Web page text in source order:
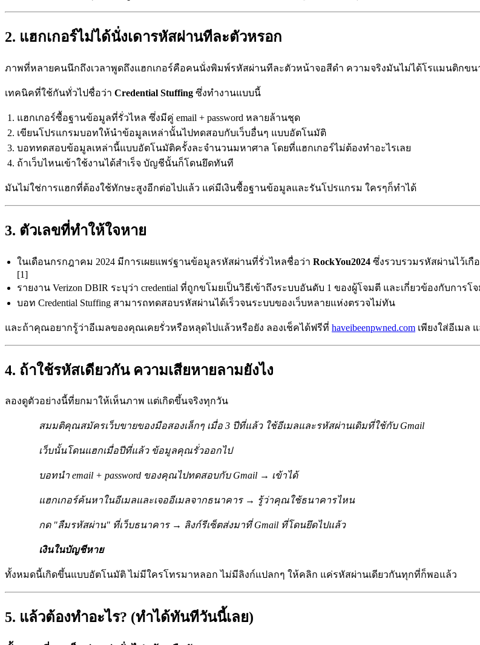
2. แฮกเกอร์ไม่ได้นั่งเดารหัสผ่านทีละตัวหรอก
ภาพที่หลายคนนึกถึงเวลาพูดถึงแฮกเกอร์คือคนนั่งพิมพ์รหัสผ่านทีละตัวหน้าจอสีดำ ความจริงมันไม่ได้โรแมนติกข
เทคนิคที่ใช้กันทั่วไปชื่อว่า Credential Stuffing ซึ่งทำงานแบบนี้
แฮกเกอร์ซื้อฐานข้อมูลที่รั่วไหล ซึ่งมีคู่ email + password หลายล้านชุด
เขียนโปรแกรมบอทให้นำข้อมูลเหล่านั้นไปทดสอบกับเว็บอื่นๆ แบบอัตโนมัติ
บอททดสอบข้อมูลเหล่านี้แบบอัตโนมัติครั้งละจำนวนมหาศาล โดยที่แฮกเกอร์ไม่ต้องทำอะไรเลย
ถ้าเว็บไหนเข้าใช้งานได้สำเร็จ บัญชีนั้นก็โดนยึดทันที
มันไม่ใช่การแฮกที่ต้องใช้ทักษะสูงอีกต่อไปแล้ว แค่มีเงินซื้อฐานข้อมูลและรันโปรแกรม ใครๆก็ทำได้
3. ตัวเลขที่ทำให้ใจหาย
ในเดือนกรกฎาคม 2024 มีการเผยแพร่ฐานข้อมูลรหัสผ่านที่รั่วไหลชื่อว่า RockYou2024 ซึ่งรวบรวมรหัสผ่านไว้เกื
[1]
รายงาน Verizon DBIR ระบุว่า credential ที่ถูกขโมยเป็นวิธีเข้าถึงระบบอันดับ 1 ของผู้โจมตี และเกี่ยวข้องกับการ
บอท Credential Stuffing สามารถทดสอบรหัสผ่านได้เร็วจนระบบของเว็บหลายแห่งตรวจไม่ทัน
และถ้าคุณอยากรู้ว่าอีเมลของคุณเคยรั่วหรือหลุดไปแล้วหรือยัง ลองเช็คได้ฟรีที่ haveibeenpwned.com เพียงใส่อีเมล
4. ถ้าใช้รหัสเดียวกัน ความเสียหายลามยังไง
ลองดูตัวอย่างนี้ที่ยกมาให้เห็นภาพ แต่เกิดขึ้นจริงทุกวัน
สมมติคุณสมัครเว็บขายของมือสองเล็กๆ เมื่อ 3 ปีที่แล้ว ใช้อีเมลและรหัสผ่านเดิมที่ใช้กับ Gmail
เว็บนั้นโดนแฮกเมื่อปีที่แล้ว ข้อมูลคุณรั่วออกไป
บอทนำ email + password ของคุณไปทดสอบกับ Gmail → เข้าได้
แฮกเกอร์ค้นหาในอีเมลและเจออีเมลจากธนาคาร → รู้ว่าคุณใช้ธนาคารไหน
กด "ลืมรหัสผ่าน" ที่เว็บธนาคาร → ลิงก์รีเซ็ตส่งมาที่ Gmail ที่โดนยึดไปแล้ว
เงินในบัญชีหาย
ทั้งหมดนี้เกิดขึ้นแบบอัตโนมัติ ไม่มีใครโทรมาหลอก ไม่มีลิงก์แปลกๆ ให้คลิก แค่รหัสผ่านเดียวกันทุกที่ก็พอแล้ว
5. แล้วต้องทำอะไร? (ทำได้ทันทีวันนี้เลย)